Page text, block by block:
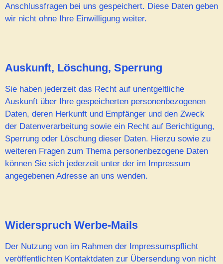
Anschlussfragen bei uns gespeichert. Diese Daten geben
wir nicht ohne Ihre Einwilligung weiter.
Auskunft, Löschung, Sperrung
Sie haben jederzeit das Recht auf unentgeltliche
Auskunft über Ihre gespeicherten personenbezogenen
Daten, deren Herkunft und Empfänger und den Zweck
der Datenverarbeitung sowie ein Recht auf Berichtigung,
Sperrung oder Löschung dieser Daten. Hierzu sowie zu
weiteren Fragen zum Thema personenbezogene Daten
können Sie sich jederzeit unter der im Impressum
angegebenen Adresse an uns wenden.
Widerspruch Werbe-Mails
Der Nutzung von im Rahmen der Impressumspflicht
veröffentlichten Kontaktdaten zur Übersendung von nicht